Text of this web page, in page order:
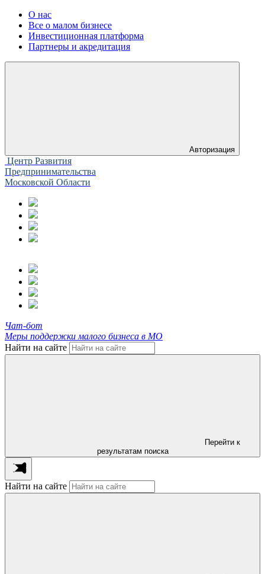
О нас
Все о малом бизнесе
Инвестиционная платформа
Партнеры и акредитация
Авторизация
Центр Развития
Предпринимательства
Московской Области
Чат-бот
Меры поддержки малого бизнеса в МО
Найти на сайте
Перейти к
результатам поиска
Найти на сайте